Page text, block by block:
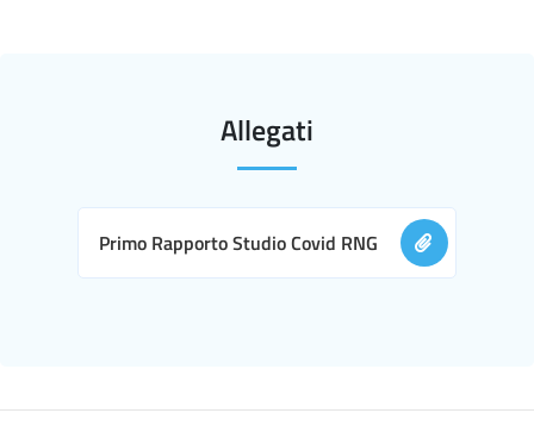
Allegati
Primo Rapporto Studio Covid RNG